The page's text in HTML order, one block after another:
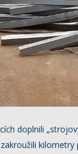
doplnili